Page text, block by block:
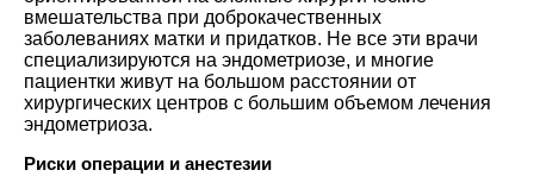
вмешательства при доброкачественных
заболеваниях матки и придатков. Не все эти врачи
специализируются на эндометриозе, и многие
пациентки живут на большом расстоянии от
хирургических центров с большим объемом лечения
эндометриоза.
Риски операции и анестезии